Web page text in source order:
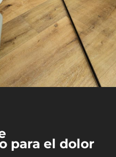
para el dolor